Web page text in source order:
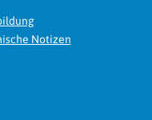
Notizen